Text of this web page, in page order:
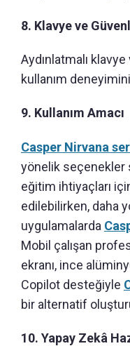
8. Klavye ve
Aydınlatmalı
kullanım
9. Kullanım Amacı
Casper Nirvana
yönelik seçenekler
eğitim ihtiyaçları
edilebilirken, daha
uygulamalarda
Mobil çalışan
ekranı, ince
Copilot desteğiyle
bir alternatif
10. Yapay Zekâ